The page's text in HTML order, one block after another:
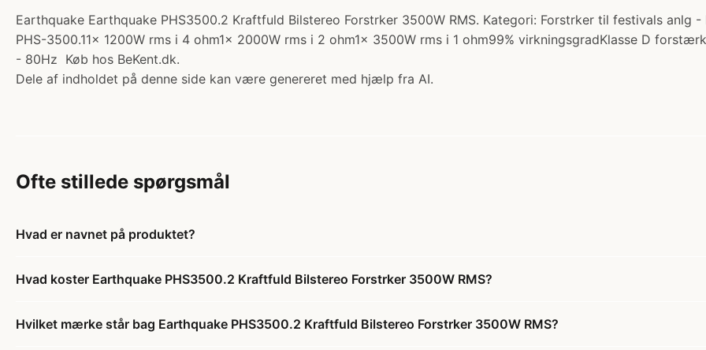
Earthquake Earthquake PHS3500.2 Kraftfuld Bilstereo Forstrker 3500W RMS. Kategori: Forstrker til festivals anlg
PHS-3500.11x 1200W rms i 4 ohm1x 2000W rms i 2 ohm1x 3500W rms i 1 ohm99% virkningsgradKlasse D
- 80Hz Køb hos BeKent.dk.
Dele af indholdet på denne side kan være genereret med hjælp fra AI.
Ofte stillede spørgsmål
Hvad er navnet på produktet?
Hvad koster Earthquake PHS3500.2 Kraftfuld Bilstereo Forstrker 3500W RMS?
Hvilket mærke står bag Earthquake PHS3500.2 Kraftfuld Bilstereo Forstrker 3500W RMS?